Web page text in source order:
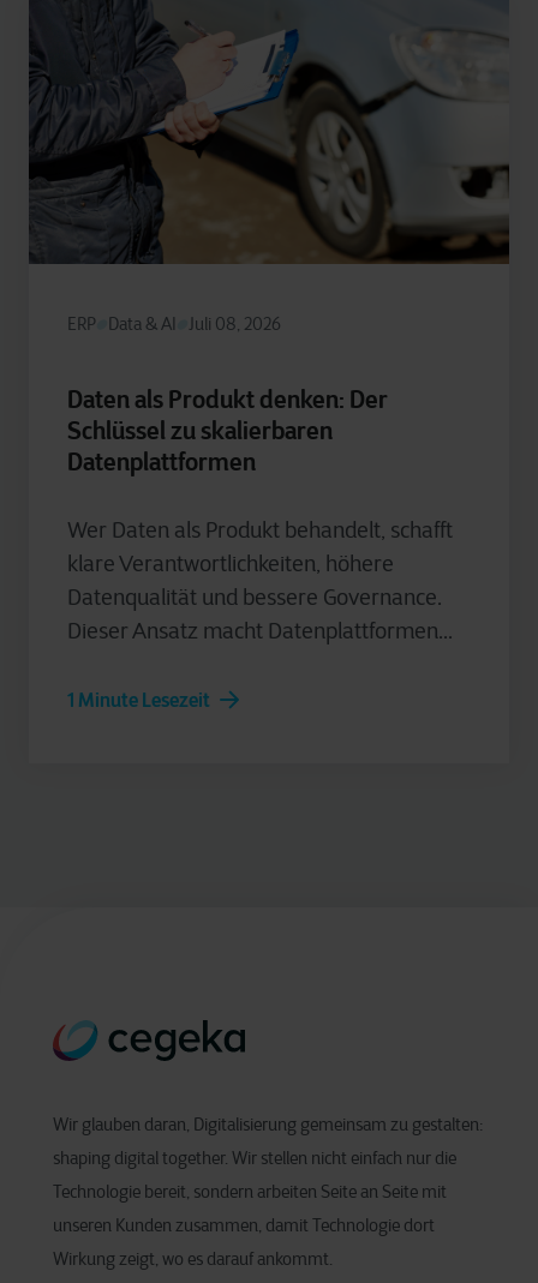
ERP Data & AI Juli 08, 2026
Daten als Produkt denken: Der
Schlüssel zu skalierbaren
Datenplattformen
Wer Daten als Produkt behandelt, schafft
klare Verantwortlichkeiten, höhere
Datenqualität und bessere Governance.
Dieser Ansatz macht Datenplattformen...
1 Minute Lesezeit
Wir glauben daran, Digitalisierung gemeinsam zu gestalten:
shaping digital together. Wir stellen nicht einfach nur die
Technologie bereit, sondern arbeiten Seite an Seite mit
unseren Kunden zusammen, damit Technologie dort
Wirkung zeigt, wo es darauf ankommt.